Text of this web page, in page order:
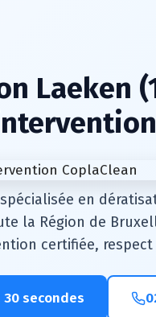
Laeken
en
la Région de
certifiée,
secondes